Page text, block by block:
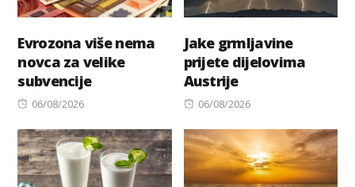
Evrozona više nema
novca za velike
subvencije
Posted
06/08/2026
Jake grmljavine
prijete dijelovima
Austrije
Posted
06/08/2026